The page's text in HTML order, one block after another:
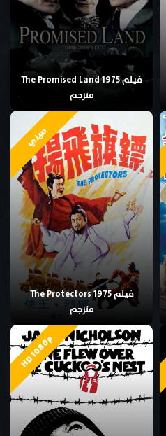
فيلم The Promised Land 1975
مترجم
صيني
فيلم The Protectors 1975
مترجم
HD 1080p